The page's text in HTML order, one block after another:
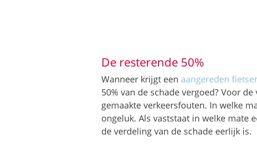
De resterende 50%
Wanneer krijgt een aangereden fietser
50% van de schade vergoed? Voor
gemaakte verkeersfouten. In welke
ongeluk. Als vaststaat in welke mate
de verdeling van de schade eerlijk is.